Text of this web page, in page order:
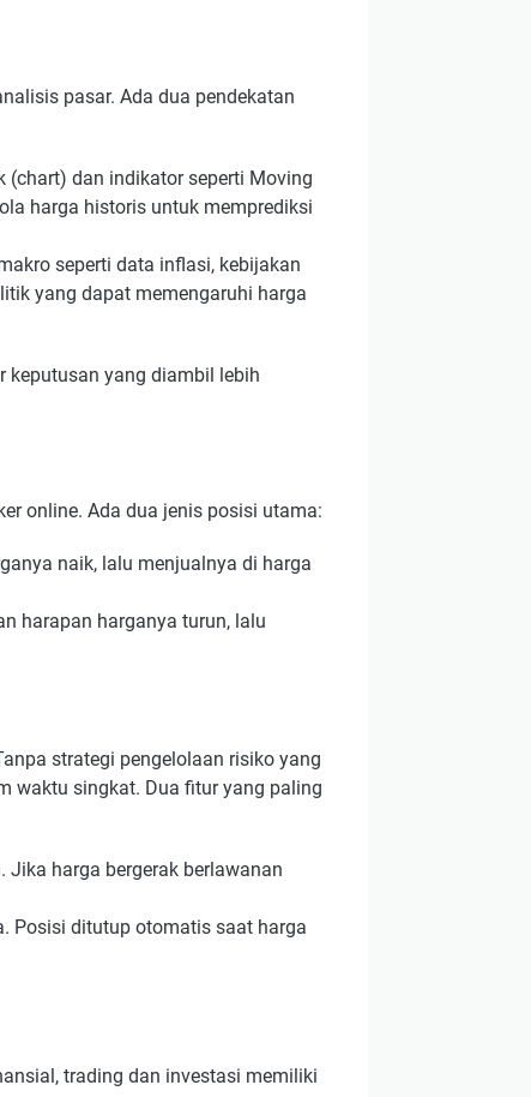
pasar. Ada dua pendekatan
dan indikator seperti Moving
harga historis untuk memprediksi
seperti data inflasi, kebijakan
yang dapat memengaruhi harga
keputusan yang diambil lebih
online. Ada dua jenis posisi utama:
naik, lalu menjualnya di harga
harapan harganya turun, lalu
strategi pengelolaan risiko yang
waktu singkat. Dua fitur yang paling
harga bergerak berlawanan
Posisi ditutup otomatis saat harga
trading dan investasi memiliki